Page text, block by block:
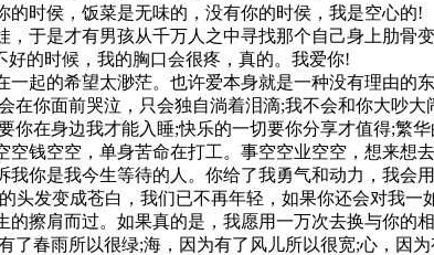
时侯，饭菜是无味的，没有你的时侯，我是空心的!
于是才有男孩从千万人之中寻找那个自己身上肋骨
的时候，我的胸口会很疼，真的。我爱你!
起的希望太渺茫。也许爱本身就是一种没有理由的
你面前哭泣，只会独自淌着泪滴;我不会和你大吵
在身边我才能入睡;快乐的一切要你分享才值得;繁
钱空空，单身苦命在打工。事空空业空空，想来想
你是我今生等待的人。你给了我勇气和动力，我会
头发变成苍白，我们已不再年轻，如果你还会对我
擦肩而过。如果真的是，我愿用一万次去换与你的
了春雨所以很绿;海，因为有了风儿所以很宽;心，因